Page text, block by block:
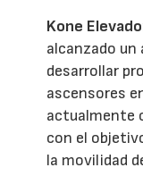
Kone
alcanzado un
desarrollar
ascensores
actualmente
con el
la movilidad